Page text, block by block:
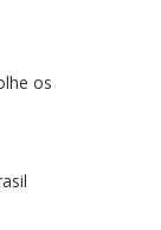
os